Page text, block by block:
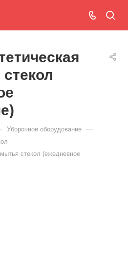
Уборочное оборудование —
—
стекол (ежедневное